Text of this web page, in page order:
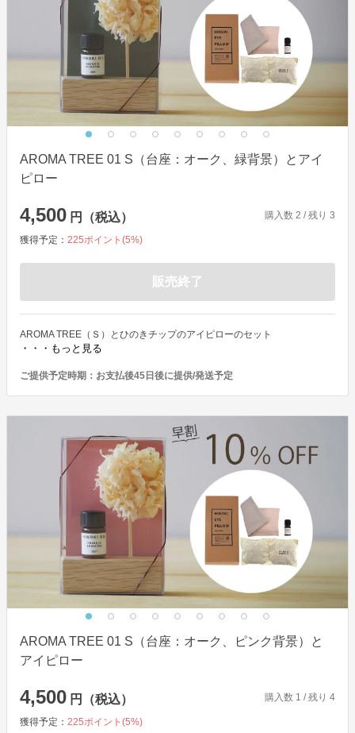
AROMA TREE 01 S（台座：オーク、緑背景）とアイ
ピロー
4,500 円（税込） 購入数 2 / 残り 3
獲得予定： 225ポイント(5%)
販売終了
AROMA TREE（Ｓ）とひのきチップのアイピローのセット
・・・もっと見る
ご提供予定時期： お支払後45日後に提供/発送予定
AROMA TREE 01 S（台座：オーク、ピンク背景）と
アイピロー
4,500 円（税込） 購入数 1 / 残り 4
獲得予定： 225ポイント(5%)